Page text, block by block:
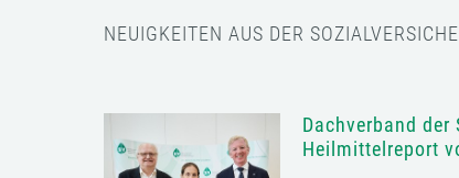
NEUIGKEITEN AUS DER
Dachverband
Heilmittelreport